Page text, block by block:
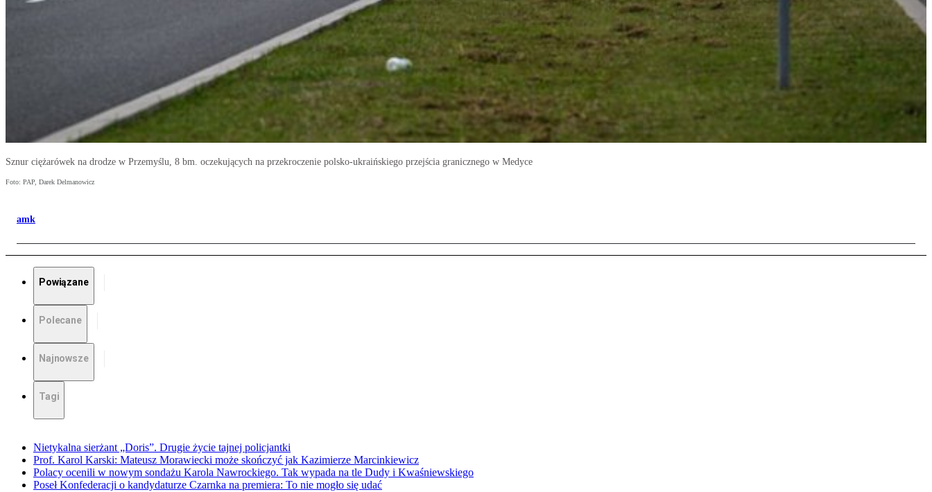
Sznur ciężarówek na drodze w Przemyślu, 8 bm. oczekujących na przekroczenie polsko-ukraińskiego przejścia granicznego w Medyce
Foto: PAP, Darek Delmanowicz
amk
Powiązane
Polecane
Najnowsze
Tagi
Nietykalna sierżant „Doris”. Drugie życie tajnej policjantki
Prof. Karol Karski: Mateusz Morawiecki może skończyć jak Kazimierze Marcinkiewicz
Polacy ocenili w nowym sondażu Karola Nawrockiego. Tak wypada na tle Dudy i Kwaśniewskiego
Poseł Konfederacji o kandydaturze Czarnka na premiera: To nie mogło się udać